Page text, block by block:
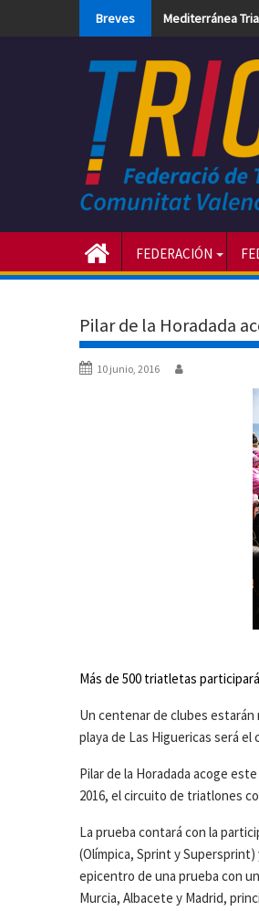
Breves Mediterránea
FEDERACIÓN
Pilar de la Horadada
10 junio, 2016
Más de 500 triatletas
Un centenar de clubes
playa de Las Higuericas será
Pilar de la Horadada acoge
2016, el circuito de triatlones
La prueba contará con la
(Olímpica, Sprint y
epicentro de una prueba con
Murcia, Albacete y Madrid,